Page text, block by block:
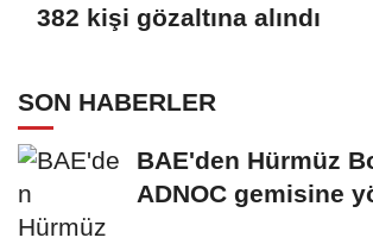
382 kişi gözaltına alındı
SON HABERLER
BAE'den Hürmüz
ADNOC gemisine